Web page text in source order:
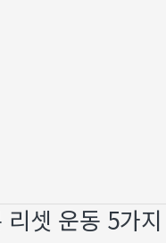
셋 운동 5가